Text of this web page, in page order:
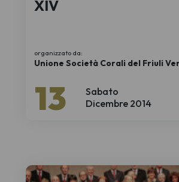
Sabato
13 Dicembre 2014
XIV
organizzato da:
Unione Società Corali del Friuli